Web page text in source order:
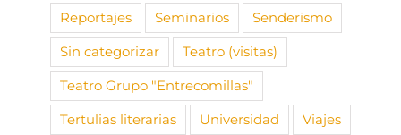
Reportajes
Seminarios
Senderismo
Sin categorizar
Teatro (visitas)
Teatro Grupo "Entrecomillas"
Tertulias literarias
Universidad
Viajes